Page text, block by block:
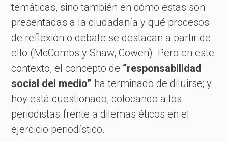
temáticas, sino también en cómo estas son
presentadas a la ciudadanía y qué procesos
de reflexión o debate se destacan a partir de
ello (McCombs y Shaw, Cowen). Pero en este
contexto, el concepto de “responsabilidad
social del medio” ha terminado de diluirse; y
hoy está cuestionado, colocando a los
periodistas frente a dilemas éticos en el
ejercicio periodístico.